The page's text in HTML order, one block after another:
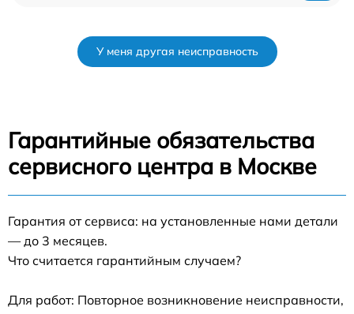
У меня другая неисправность
Гарантийные обязательства
сервисного центра в Москве
Гарантия от сервиса: на установленные нами детали
— до 3 месяцев.
Что считается гарантийным случаем?
Для работ: Повторное возникновение неисправности,